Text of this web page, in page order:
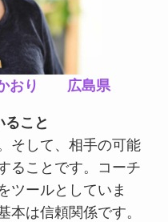
おり 広島県
ること
そして、相手の可能
ることです。コーチ
ツールとしていま
本は信頼関係です。